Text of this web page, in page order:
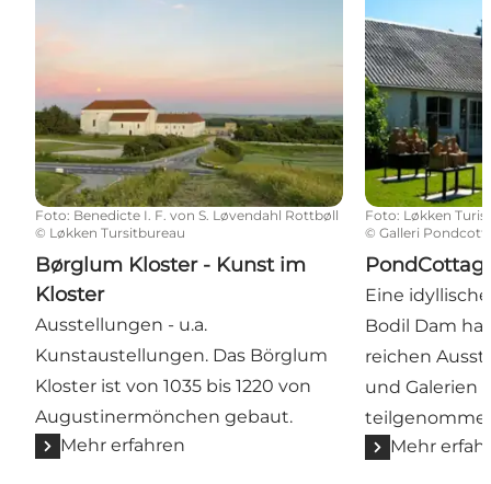
Foto: Benedicte I. F. von S. Løvendahl Rottbøll
© Løkken Tursitbureau
Børglum Kloster - Kunst im
Kloster
Ausstellungen - u.a.
Kunstaustellungen. Das Börglum
Kloster ist von 1035 bis 1220 von
Augustinermönchen gebaut.
Mehr erfahren
Foto: Løkken
©Galleri
Eine
Bodil Dam
reichen
und Galerien
Mehr